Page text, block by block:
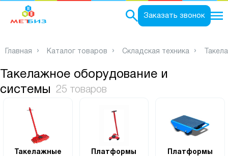
Заказать звонок
Главная Каталог товаров Складская техника
Такелажное оборудование и
системы
25 товаров
Такелажные
Платформы
Платформы